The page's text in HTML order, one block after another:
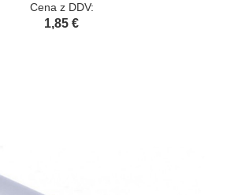
Cena z DDV:
1,85 €